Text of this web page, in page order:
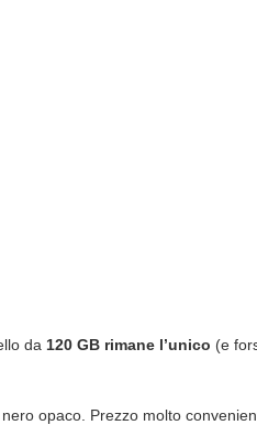
da 120 GB rimane l’unico (e
opaco. Prezzo molto